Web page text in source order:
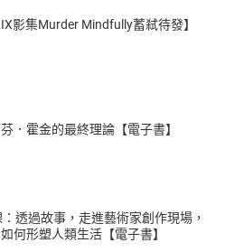
影集Murder Mindfully蓄弒待發】
．霍金的最終理論【電子書】
透過故事，走進藝術家創作現場，
何形塑人類生活【電子書】